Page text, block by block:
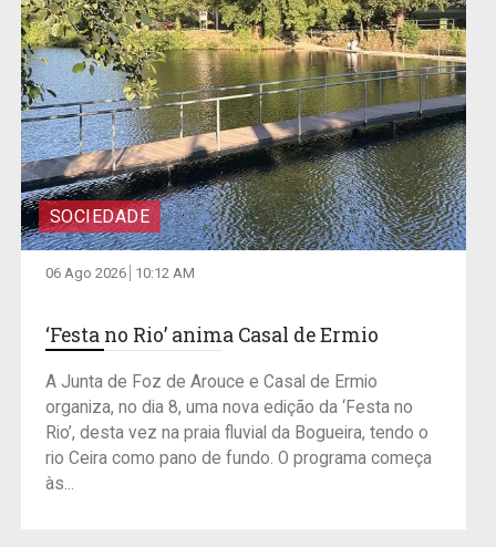
SOCIEDADE
06 Ago 2026 10:12 AM
‘Festa no Rio’ anima Casal de Ermio
A Junta de Foz de Arouce e Casal de Ermio
organiza, no dia 8, uma nova edição da ‘Festa no
Rio’, desta vez na praia fluvial da Bogueira, tendo o
rio Ceira como pano de fundo. O programa começa
às...